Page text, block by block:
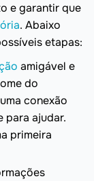
e garantir que
. Abaixo
etapas:
amigável e
do
conexão
para ajudar.
primeira